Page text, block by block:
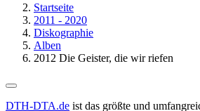
Startseite
2011 - 2020
Diskographie
Alben
2012 Die Geister, die wir riefen
DTH-DTA.de ist das größte und